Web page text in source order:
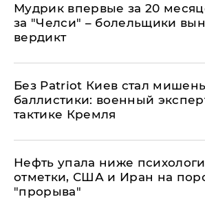
Мудрик впервые за 20
за "Челси" – болельщики
вердикт
​Без Patriot Киев стал
баллистики: военный
тактике Кремля
Нефть упала ниже
отметки, США и Иран на
"прорыва"